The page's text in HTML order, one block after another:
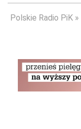
Polskie Radio PiK